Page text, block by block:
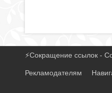
⚡Сокращение ссылок -
Рекламодателям